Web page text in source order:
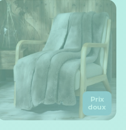
Prix
doux